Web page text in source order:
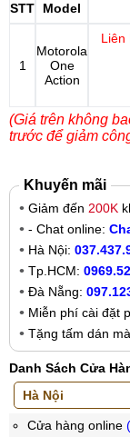
STT
Model
1
Motorola
One
Action
Liên
(Giá trên không
trước để giảm
Khuyến mãi
Giảm đến 200K
- Chat online:
Hà Nội:
Tp.HCM:
Đà Nẵng:
Miễn phí cài đặt
Tặng tấm dán
Danh Sách Cửa
Cửa hàng online